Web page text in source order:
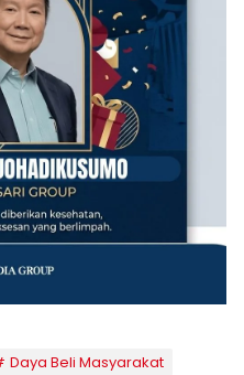
Daya Beli Masyarakat